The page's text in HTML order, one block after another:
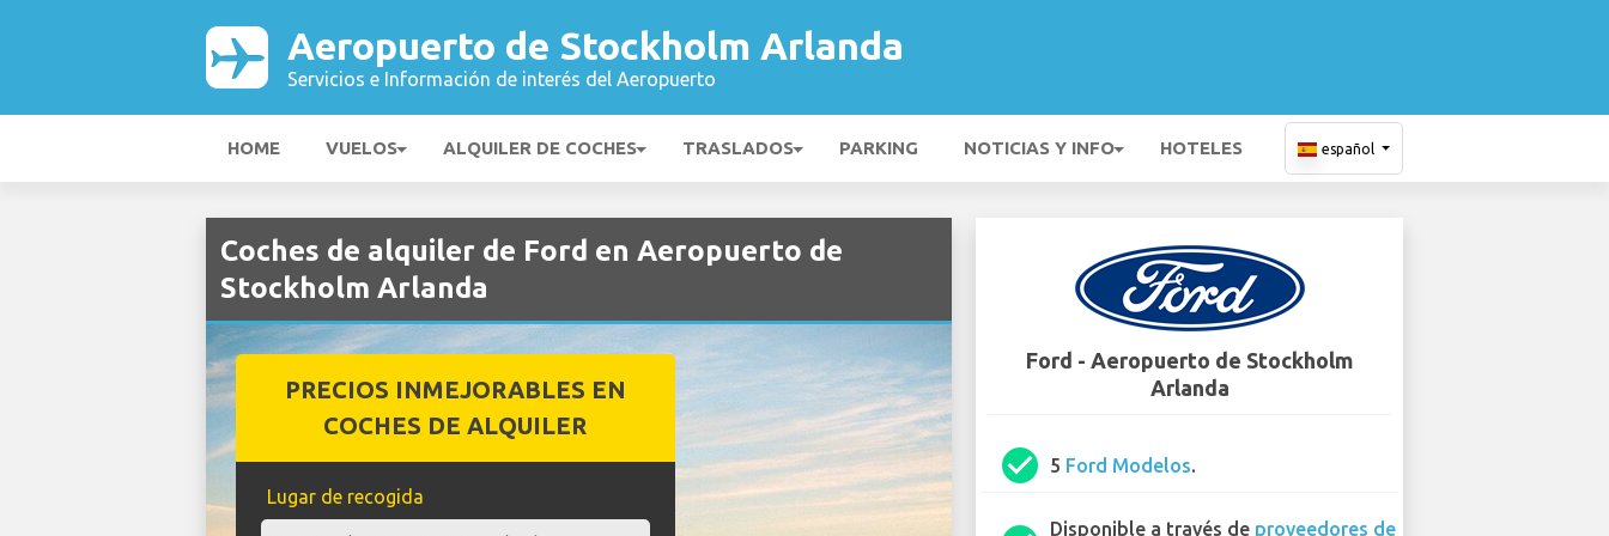
Aeropuerto de Stockholm Arlanda
Servicios e Información de interés del Aeropuerto
HOME VUELOS ALQUILER DE COCHES TRASLADOS PARKING NOTICIAS Y INFO HOTELES español
Coches de alquiler de Ford en Aeropuerto de
Stockholm Arlanda
PRECIOS INMEJORABLES EN
COCHES DE ALQUILER
Lugar de recogida
Ford - Aeropuerto de Stockholm
Arlanda
check_circle 5 Ford Modelos.
Disponible a través de proveedores de